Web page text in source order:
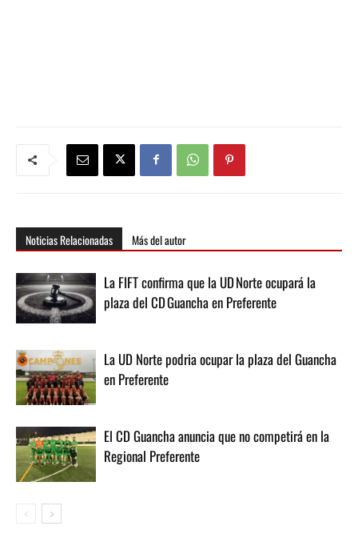
Noticias Relacionadas Más del autor
La FIFT confirma que la UD Norte ocupará la
plaza del CD Guancha en Preferente
La UD Norte podria ocupar la plaza del Guancha
en Preferente
El CD Guancha anuncia que no competirá en la
Regional Preferente